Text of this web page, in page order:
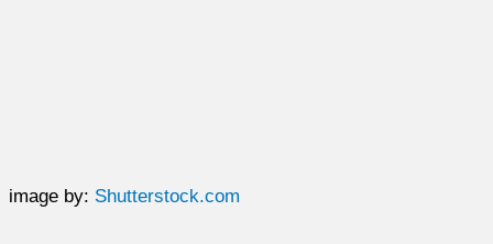
image by: Shutterstock.com